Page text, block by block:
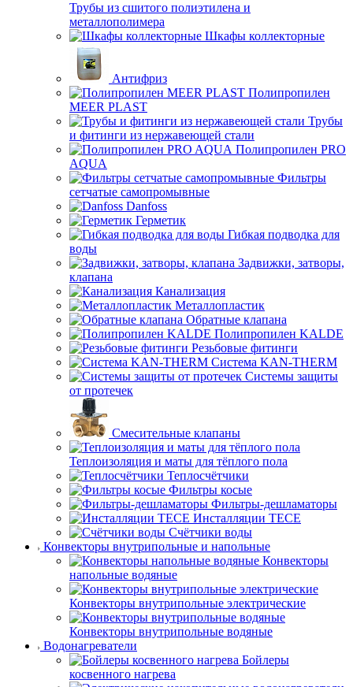
Трубы из сшитого полиэтилена и
металлополимера
Шкафы коллекторные
Антифриз
Полипропилен
MEER PLAST
Трубы
и фитинги из нержавеющей стали
Полипропилен PRO
AQUA
Фильтры
сетчатые самопромывные
Danfoss
Герметик
Гибкая подводка для
воды
Задвижки, затворы,
клапана
Канализация
Металлопластик
Обратные клапана
Полипропилен KALDE
Резьбовые фитинги
Система KAN-THERM
Системы защиты
от протечек
Смесительные клапаны
Теплоизоляция и маты для тёплого пола
Теплосчётчики
Фильтры косые
Фильтры-дешламаторы
Инсталляции TECE
Счётчики воды
Конвекторы внутрипольные и напольные
Конвекторы
напольные водяные
Конвекторы внутрипольные электрические
Конвекторы внутрипольные водяные
Водонагреватели
Бойлеры
косвенного нагрева